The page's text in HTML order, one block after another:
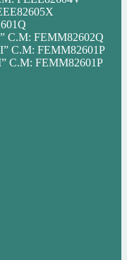
C.M: FEMM82602Q
C.M: FEMM82601P
C.M: FEMM82601P